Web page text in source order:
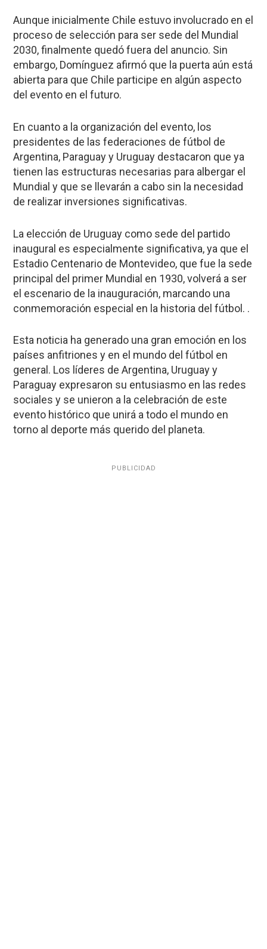
Aunque inicialmente Chile estuvo involucrado en el
proceso de selección para ser sede del Mundial
2030, finalmente quedó fuera del anuncio. Sin
embargo, Domínguez afirmó que la puerta aún está
abierta para que Chile participe en algún aspecto
del evento en el futuro.
En cuanto a la organización del evento, los
presidentes de las federaciones de fútbol de
Argentina, Paraguay y Uruguay destacaron que ya
tienen las estructuras necesarias para albergar el
Mundial y que se llevarán a cabo sin la necesidad
de realizar inversiones significativas.
La elección de Uruguay como sede del partido
inaugural es especialmente significativa, ya que el
Estadio Centenario de Montevideo, que fue la sede
principal del primer Mundial en 1930, volverá a ser
el escenario de la inauguración, marcando una
conmemoración especial en la historia del fútbol. .
Esta noticia ha generado una gran emoción en los
países anfitriones y en el mundo del fútbol en
general. Los líderes de Argentina, Uruguay y
Paraguay expresaron su entusiasmo en las redes
sociales y se unieron a la celebración de este
evento histórico que unirá a todo el mundo en
torno al deporte más querido del planeta.
PUBLICIDAD